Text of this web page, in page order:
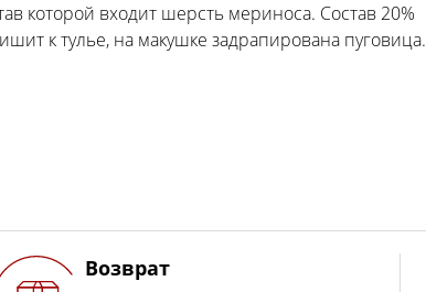
которой входит шерсть мериноса. Состав 20%
к тулье, на макушке задрапирована пуговица.
Возврат